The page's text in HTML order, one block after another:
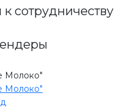
сотрудничеству